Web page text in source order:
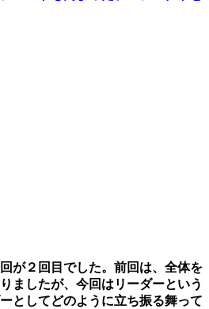
が２回目でした。前回は、全体を
ましたが、今回はリーダーという
としてどのように立ち振る舞って